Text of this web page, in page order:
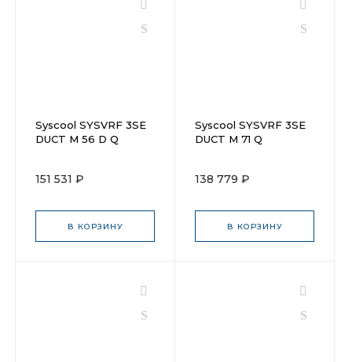
Syscool SYSVRF 3SE
DUCT M 56 D Q
151 531 ₽
В КОРЗИНУ
Syscool SYSVRF 3SE
DUCT M 71 Q
138 779 ₽
В КОРЗИНУ